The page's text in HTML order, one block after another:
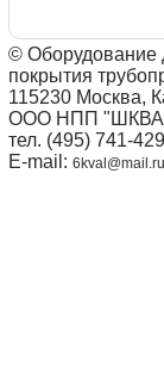
© Оборудование
покрытия
115230 Москва,
ООО НПП
тел. (495) 741-
E-mail: 6kval@mail.ru